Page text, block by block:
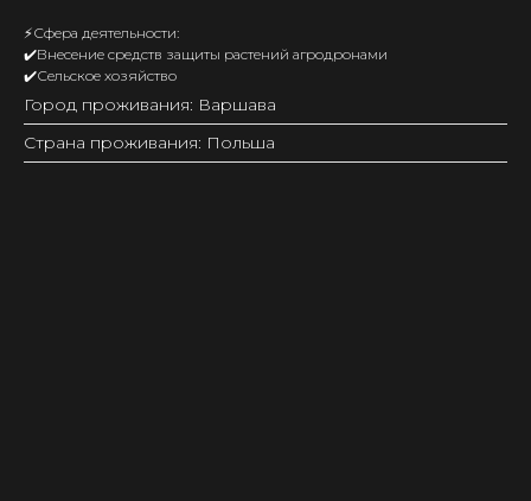
⚡️Сфера деятельности:
✔️Внесение средств защиты растений агродронами
✔️Сельское хозяйство
Город проживания: Варшава
Страна проживания: Польша